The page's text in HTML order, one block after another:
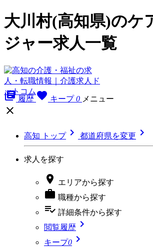
大川村(高知県)のケ
ジャー求人一覧
library_books 履歴 favorite キープ 0 メニュー

高知 トップ 都道府県を変更 
求人を探す
 エリアから探す
 職種から探す
playlist_add_check 詳細条件から探す
閲覧履歴 
キープ0 